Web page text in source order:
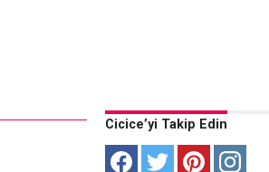
Cicice’yi Takip Edin